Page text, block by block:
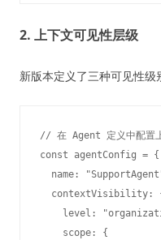
2. 上下文可见性层级
新版本定义了三种可见性级
// 在 Agent 定义中配置
const agentConfig = {
name:
contextVisibility:
level:
    scope: {